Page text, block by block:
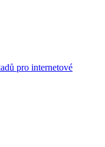
pro internetové